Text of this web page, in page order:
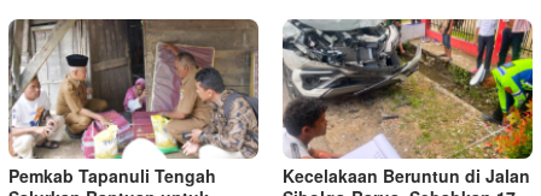
Pemkab Tapanuli Tengah
Kecelakaan Beruntun di Jalan